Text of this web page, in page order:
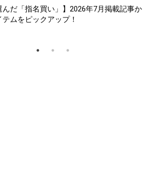
」の極上スマホ5選【GoodsPress 2026上半